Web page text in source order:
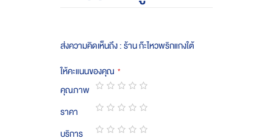
ส่งความคิดเห็นถึง : ร้าน ก๊ะไหวพริกแกงใต้
ให้คะแนนของคุณ
คุณภาพ
1
star
2
stars
3
stars
4
stars
5
stars
ราคา
12345
บริการ